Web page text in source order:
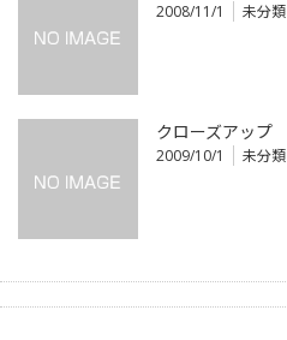
2008/11/1 未分類
クローズアップ
2009/10/1 未分類